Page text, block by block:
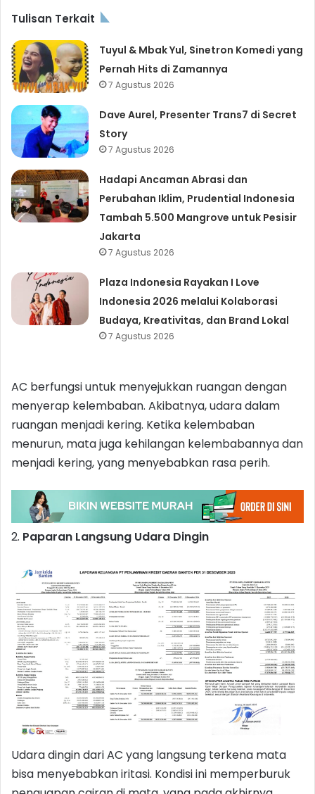
Tulisan Terkait
Tuyul & Mbak Yul, Sinetron Komedi yang
Pernah Hits di Zamannya
7 Agustus 2026
Dave Aurel, Presenter Trans7 di Secret
Story
7 Agustus 2026
Hadapi Ancaman Abrasi dan
Perubahan Iklim, Prudential Indonesia
Tambah 5.500 Mangrove untuk Pesisir
Jakarta
7 Agustus 2026
Plaza Indonesia Rayakan I Love
Indonesia 2026 melalui Kolaborasi
Budaya, Kreativitas, dan Brand Lokal
7 Agustus 2026
AC berfungsi untuk menyejukkan ruangan dengan
menyerap kelembaban. Akibatnya, udara dalam
ruangan menjadi kering. Ketika kelembaban
menurun, mata juga kehilangan kelembabannya dan
menjadi kering, yang menyebabkan rasa perih.
2. Paparan Langsung Udara Dingin
Udara dingin dari AC yang langsung terkena mata
bisa menyebabkan iritasi. Kondisi ini memperburuk